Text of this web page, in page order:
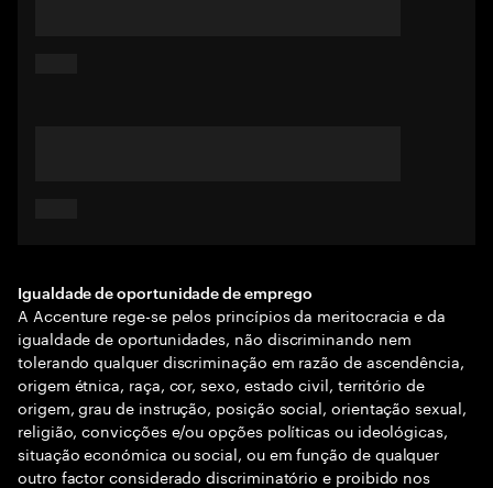
Igualdade de oportunidade de emprego
A Accenture rege-se pelos princípios da meritocracia e da
igualdade de oportunidades, não discriminando nem
tolerando qualquer discriminação em razão de ascendência,
origem étnica, raça, cor, sexo, estado civil, território de
origem, grau de instrução, posição social, orientação sexual,
religião, convicções e/ou opções políticas ou ideológicas,
situação económica ou social, ou em função de qualquer
outro factor considerado discriminatório e proibido nos